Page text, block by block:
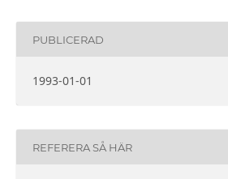
PUBLICERAD
1993-01-01
REFERERA SÅ HÄR